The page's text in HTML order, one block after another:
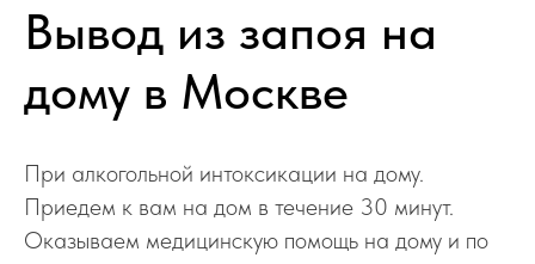
Вывод из запоя на
дому в Москве
При алкогольной интоксикации на дому.
Приедем к вам на дом в течение 30 минут.
Оказываем медицинскую помощь на дому и по